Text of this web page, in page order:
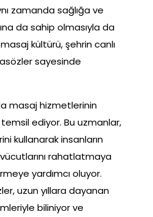
zamanda sağlığa ve
da sahip olmasıyla da
kültürü, şehrin canlı
sayesinde
masaj hizmetlerinin
temsil ediyor. Bu uzmanlar,
kullanarak insanların
rahatlatmaya
yardımcı oluyor.
uzun yıllara dayanan
biliniyor ve